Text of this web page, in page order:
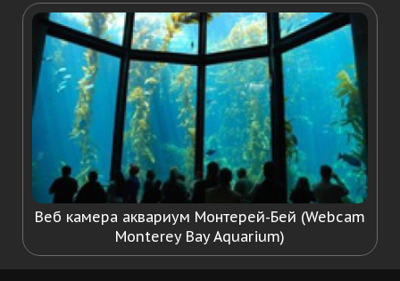
Веб камера аквариум Монтерей-Бей (Webcam
Monterey Bay Aquarium)